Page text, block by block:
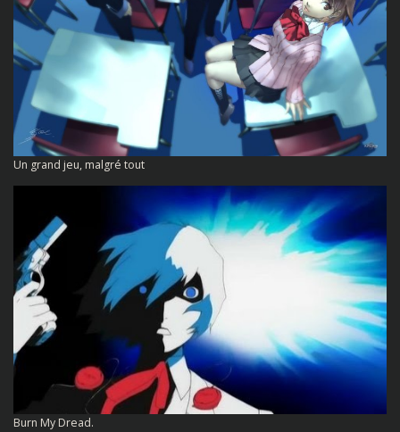
Un grand jeu, malgré tout
Burn My Dread.